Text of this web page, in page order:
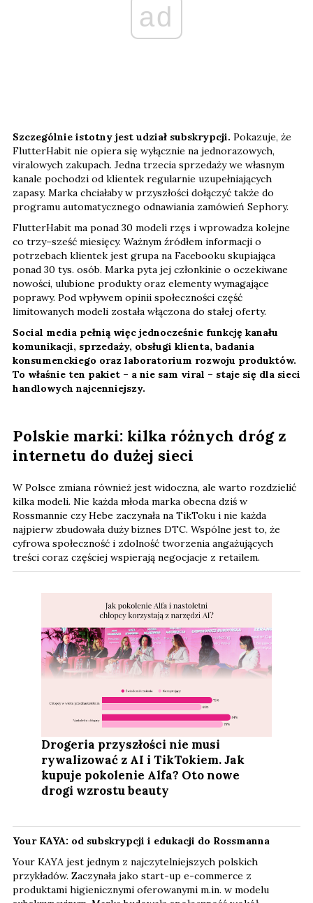
ad
Szczególnie istotny jest udział subskrypcji. Pokazuje, że
FlutterHabit nie opiera się wyłącznie na jednorazowych,
viralowych zakupach. Jedna trzecia sprzedaży we własnym
kanale pochodzi od klientek regularnie uzupełniających
zapasy. Marka chciałaby w przyszłości dołączyć także do
programu automatycznego odnawiania zamówień Sephory.
FlutterHabit ma ponad 30 modeli rzęs i wprowadza kolejne
co trzy–sześć miesięcy. Ważnym źródłem informacji o
potrzebach klientek jest grupa na Facebooku skupiająca
ponad 30 tys. osób. Marka pyta jej członkinie o oczekiwane
nowości, ulubione produkty oraz elementy wymagające
poprawy. Pod wpływem opinii społeczności część
limitowanych modeli została włączona do stałej oferty.
Social media pełnią więc jednocześnie funkcję kanału
komunikacji, sprzedaży, obsługi klienta, badania
konsumenckiego oraz laboratorium rozwoju produktów.
To właśnie ten pakiet – a nie sam viral – staje się dla sieci
handlowych najcenniejszy.
Polskie marki: kilka różnych dróg z
internetu do dużej sieci
W Polsce zmiana również jest widoczna, ale warto rozdzielić
kilka modeli. Nie każda młoda marka obecna dziś w
Rossmannie czy Hebe zaczynała na TikToku i nie każda
najpierw zbudowała duży biznes DTC. Wspólne jest to, że
cyfrowa społeczność i zdolność tworzenia angażujących
treści coraz częściej wspierają negocjacje z retailem.
Drogeria przyszłości nie musi
rywalizować z AI i TikTokiem. Jak
kupuje pokolenie Alfa? Oto nowe
drogi wzrostu beauty
Your KAYA: od subskrypcji i edukacji do Rossmanna
Your KAYA jest jednym z najczytelniejszych polskich
przykładów. Zaczynała jako start-up e-commerce z
produktami higienicznymi oferowanymi m.in. w modelu